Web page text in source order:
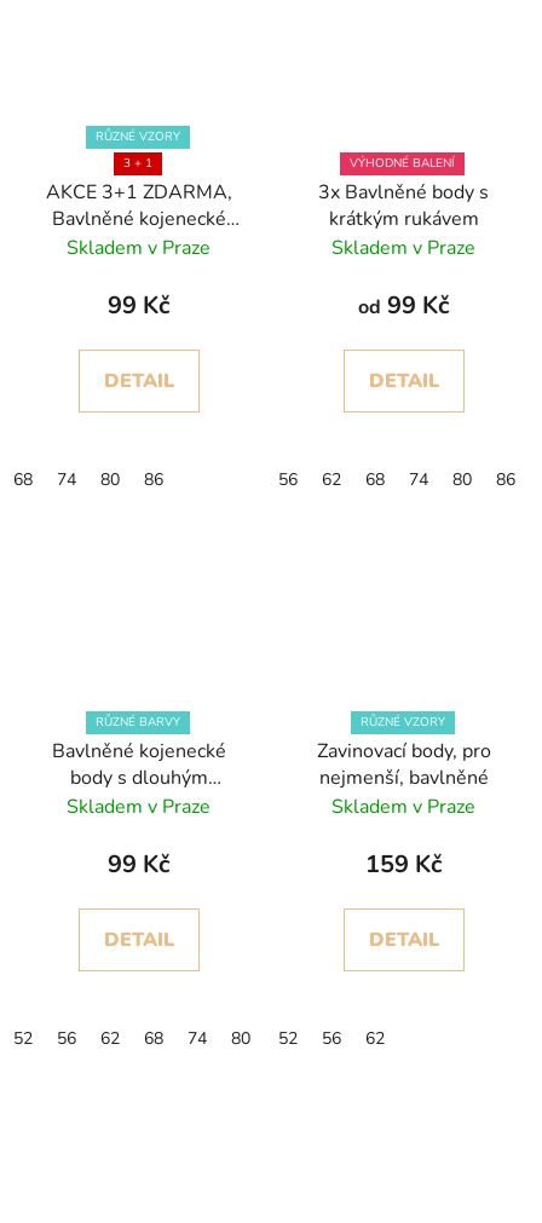
RŮZNÉ VZORY
3 + 1
AKCE 3+1 ZDARMA,
Bavlněné kojenecké
body, dlouhý rukáv
Skladem v Praze
99 Kč
DETAIL
68 74 80 86
VÝHODNÉ BALENÍ
3x Bavlněné body s
krátkým rukávem
Skladem v Praze
od 99 Kč
DETAIL
56 62 68 74 80 86
RŮZNÉ BARVY
Bavlněné kojenecké
body s dlouhým
rukávem, jednobarevné
Skladem v Praze
99 Kč
DETAIL
52 56 62 68 74 80
RŮZNÉ VZORY
Zavinovací body, pro
nejmenší, bavlněné
Skladem v Praze
159 Kč
DETAIL
52 56 62